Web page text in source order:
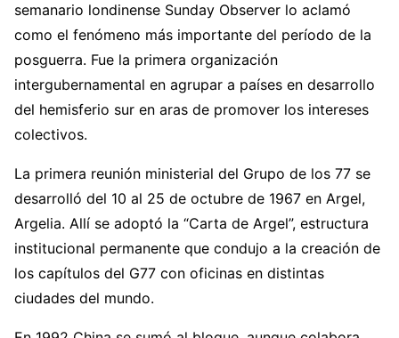
semanario londinense Sunday Observer lo aclamó
como el fenómeno más importante del período de la
posguerra. Fue la primera organización
intergubernamental en agrupar a países en desarrollo
del hemisferio sur en aras de promover los intereses
colectivos.
La primera reunión ministerial del Grupo de los 77 se
desarrolló del 10 al 25 de octubre de 1967 en Argel,
Argelia. Allí se adoptó la “Carta de Argel”, estructura
institucional permanente que condujo a la creación de
los capítulos del G77 con oficinas en distintas
ciudades del mundo.